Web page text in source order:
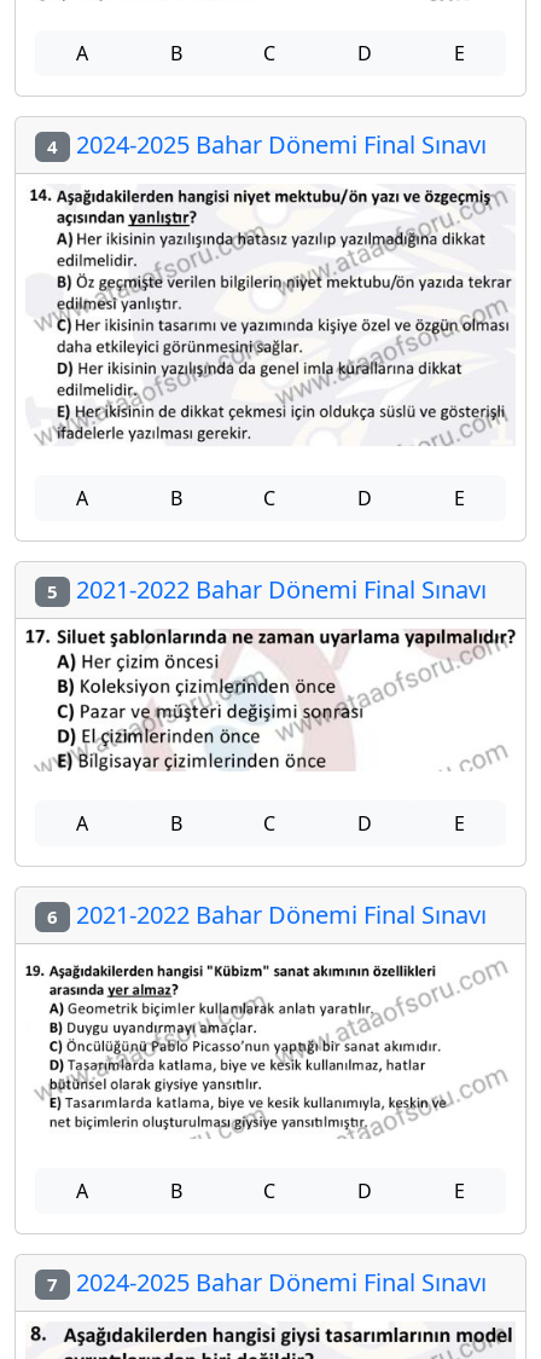
A B C D E
4 2024-2025 Bahar Dönemi Final Sınavı
A B C D E
5 2021-2022 Bahar Dönemi Final Sınavı
A B C D E
6 2021-2022 Bahar Dönemi Final Sınavı
A B C D E
7 2024-2025 Bahar Dönemi Final Sınavı